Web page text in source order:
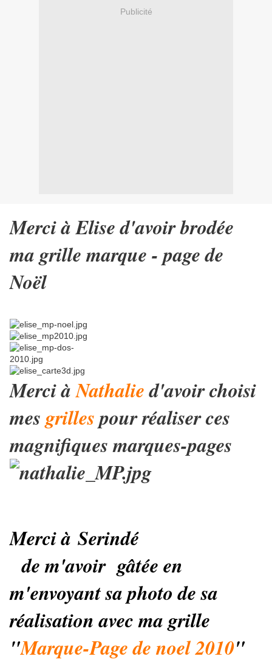
Publicité
Merci à Elise d'avoir brodée
ma grille marque - page de
Noël
Merci àNathalied'avoir choisi
mesgrillespour réaliser ces
magnifiques marques-pages
Merci à Serindé
de m'avoir gâtée en
m'envoyant sa photo de sa
réalisation avec ma grille
"Marque-Page de noel 2010"